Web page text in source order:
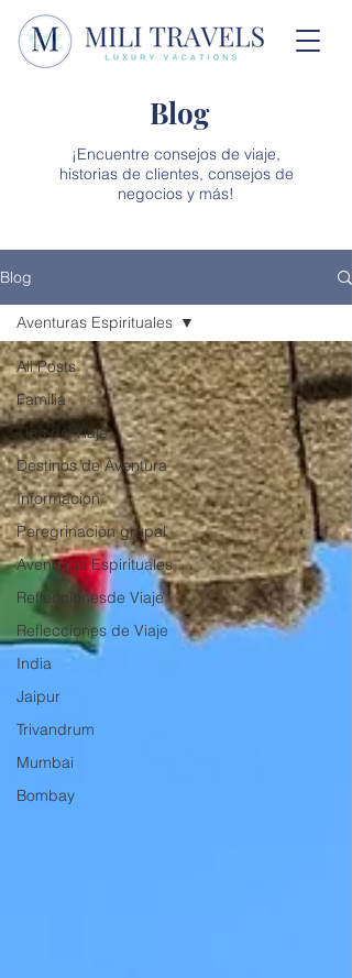
Blog
¡Encuentre consejos de viaje,
historias de clientes, consejos de
negocios y más!
Blog
All Posts
Familia
Tips de Viaje
Destinos de Aventura
Informacion
Peregrinación grupal
Aventuras Espirituales
Refleccionesde Viaje
Reflecciones de Viaje
India
Jaipur
Trivandrum
Mumbai
Bombay
Aventuras Espirituales